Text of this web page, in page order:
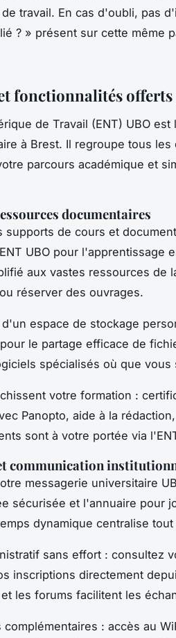
travail. En cas d'oubli, pas
? » présent sur cette même
fonctionnalités offerts
de Travail (ENT) UBO
à Brest. Il regroupe tous les
parcours académique et
documentaires
supports de cours et
UBO pour l'apprentissage
aux vastes ressources de
réserver des ouvrages.
espace de stockage
le partage efficace de
spécialisés où que vous
votre formation :
Panopto, aide à la
sont à votre portée via
communication
messagerie universitaire
sécurisée et l'annuaire pour
dynamique centralise
sans effort : consultez
inscriptions directement
les forums facilitent les
: accès au